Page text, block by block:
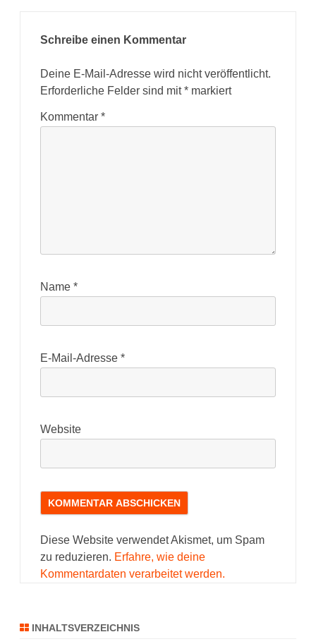
Schreibe einen Kommentar
Deine E-Mail-Adresse wird nicht veröffentlicht.
Erforderliche Felder sind mit* markiert
Kommentar *
Name *
E-Mail-Adresse *
Website
Diese Website verwendet Akismet, um Spam
zu reduzieren. Erfahre, wie deine
Kommentardaten verarbeitet werden.
INHALTSVERZEICHNIS